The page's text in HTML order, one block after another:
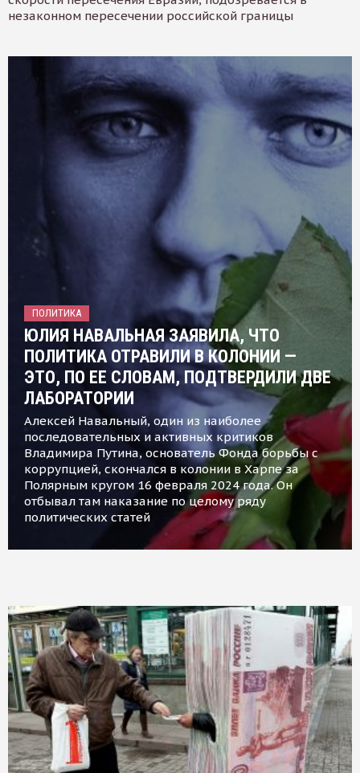
незаконном пересечении российской границы
ПОЛИТИКА
ЮЛИЯ НАВАЛЬНАЯ ЗАЯВИЛА, ЧТО
ПОЛИТИКА ОТРАВИЛИ В КОЛОНИИ —
ЭТО, ПО ЕЕ СЛОВАМ, ПОДТВЕРДИЛИ ДВЕ
ЛАБОРАТОРИИ
Алексей Навальный, один из наиболее
последовательных и активных критиков
Владимира Путина, основатель Фонда борьбы с
коррупцией, скончался в колонии в Харпе за
Полярным кругом 16 февраля 2024 года. Он
отбывал там наказание по целому ряду
политических статей